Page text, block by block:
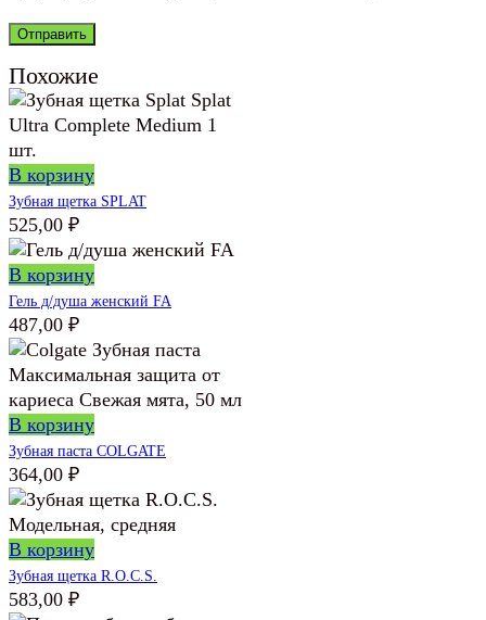
Похожие
В корзину
Зубная щетка SPLAT
525,00 ₽
В корзину
Гель д/душа женский FA
487,00 ₽
В корзину
Зубная паста COLGATE
364,00 ₽
В корзину
Зубная щетка R.O.C.S.
583,00 ₽